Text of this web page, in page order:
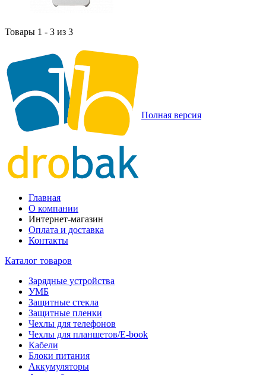
Товары 1 - 3 из 3
Полная версия
Главная
О компании
Интернет-магазин
Оплата и доставка
Контакты
Каталог товаров
Зарядные устройства
УМБ
Защитные стекла
Защитные пленки
Чехлы для телефонов
Чехлы для планшетов/E-book
Кабели
Блоки питания
Аккумуляторы